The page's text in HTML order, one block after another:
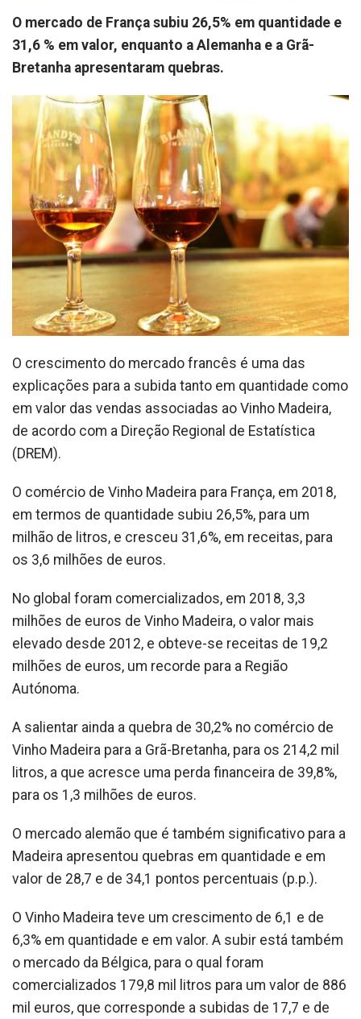
O mercado de França subiu 26,5% em quantidade e
31,6 % em valor, enquanto a Alemanha e a Grã-
Bretanha apresentaram quebras.
O crescimento do mercado francês é uma das
explicações para a subida tanto em quantidade como
em valor das vendas associadas ao Vinho Madeira,
de acordo com a Direção Regional de Estatística
(DREM).
O comércio de Vinho Madeira para França, em 2018,
em termos de quantidade subiu 26,5%, para um
milhão de litros, e cresceu 31,6%, em receitas, para
os 3,6 milhões de euros.
No global foram comercializados, em 2018, 3,3
milhões de euros de Vinho Madeira, o valor mais
elevado desde 2012, e obteve-se receitas de 19,2
milhões de euros, um recorde para a Região
Autónoma.
A salientar ainda a quebra de 30,2% no comércio de
Vinho Madeira para a Grã-Bretanha, para os 214,2 mil
litros, a que acresce uma perda financeira de 39,8%,
para os 1,3 milhões de euros.
O mercado alemão que é também significativo para a
Madeira apresentou quebras em quantidade e em
valor de 28,7 e de 34,1 pontos percentuais (p.p.).
O Vinho Madeira teve um crescimento de 6,1 e de
6,3% em quantidade e em valor. A subir está também
o mercado da Bélgica, para o qual foram
comercializados 179,8 mil litros para um valor de 886
mil euros, que corresponde a subidas de 17,7 e de